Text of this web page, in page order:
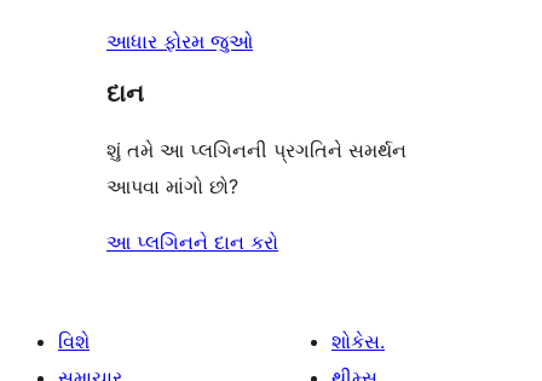
આધાર ફોરમ જુઓ
દાન
શું તમે આ પ્લગિનની પ્રગતિને સમર્થન
આપવા માંગો છો?
આ પ્લગિનને દાન કરો
વિશે
શોકેસ.